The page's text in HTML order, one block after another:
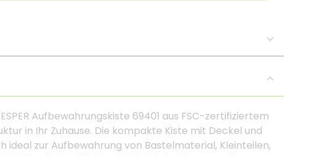
Aufbewahrungskiste 69401 aus FSC-zertifiziertem
in Ihr Zuhause. Die kompakte Kiste mit Deckel und
zur Aufbewahrung von Bastelmaterial, Kleinteilen,